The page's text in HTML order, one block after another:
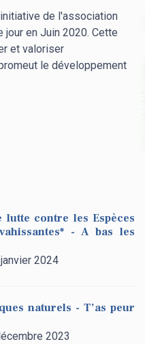
de l'association
jour en Juin 2020. Cette
et valoriser
le développement
lutte contre les Espèces
- A bas les
2024
naturels - T’as peur
2023